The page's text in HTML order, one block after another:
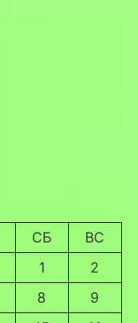
СБ
ВС
1
2
8
9